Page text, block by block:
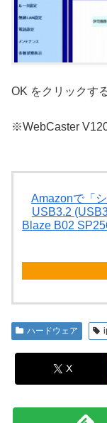
OK をクリックする
※WebCaster
Amazonで「
USB3.2
Blaze B02
ハードウェア
X